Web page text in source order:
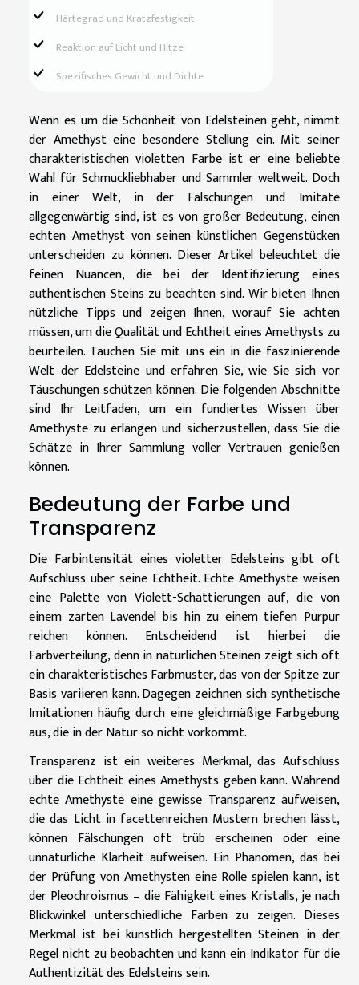
Härtegrad und Kratzfestigkeit
Reaktion auf Licht und Hitze
Spezifisches Gewicht und Dichte
Wenn es um die Schönheit von Edelsteinen geht, nimmt
der Amethyst eine besondere Stellung ein. Mit seiner
charakteristischen violetten Farbe ist er eine beliebte
Wahl für Schmuckliebhaber und Sammler weltweit. Doch
in einer Welt, in der Fälschungen und Imitate
allgegenwärtig sind, ist es von großer Bedeutung, einen
echten Amethyst von seinen künstlichen Gegenstücken
unterscheiden zu können. Dieser Artikel beleuchtet die
feinen Nuancen, die bei der Identifizierung eines
authentischen Steins zu beachten sind. Wir bieten Ihnen
nützliche Tipps und zeigen Ihnen, worauf Sie achten
müssen, um die Qualität und Echtheit eines Amethysts zu
beurteilen. Tauchen Sie mit uns ein in die faszinierende
Welt der Edelsteine und erfahren Sie, wie Sie sich vor
Täuschungen schützen können. Die folgenden Abschnitte
sind Ihr Leitfaden, um ein fundiertes Wissen über
Amethyste zu erlangen und sicherzustellen, dass Sie die
Schätze in Ihrer Sammlung voller Vertrauen genießen
können.
Bedeutung der Farbe und
Transparenz
Die Farbintensität eines violetter Edelsteins gibt oft
Aufschluss über seine Echtheit. Echte Amethyste weisen
eine Palette von Violett-Schattierungen auf, die von
einem zarten Lavendel bis hin zu einem tiefen Purpur
reichen können. Entscheidend ist hierbei die
Farbverteilung, denn in natürlichen Steinen zeigt sich oft
ein charakteristisches Farbmuster, das von der Spitze zur
Basis variieren kann. Dagegen zeichnen sich synthetische
Imitationen häufig durch eine gleichmäßige Farbgebung
aus, die in der Natur so nicht vorkommt.
Transparenz ist ein weiteres Merkmal, das Aufschluss
über die Echtheit eines Amethysts geben kann. Während
echte Amethyste eine gewisse Transparenz aufweisen,
die das Licht in facettenreichen Mustern brechen lässt,
können Fälschungen oft trüb erscheinen oder eine
unnatürliche Klarheit aufweisen. Ein Phänomen, das bei
der Prüfung von Amethysten eine Rolle spielen kann, ist
der Pleochroismus – die Fähigkeit eines Kristalls, je nach
Blickwinkel unterschiedliche Farben zu zeigen. Dieses
Merkmal ist bei künstlich hergestellten Steinen in der
Regel nicht zu beobachten und kann ein Indikator für die
Authentizität des Edelsteins sein.